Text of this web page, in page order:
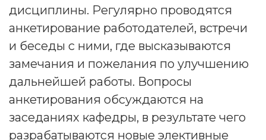
дисциплины. Регулярно проводятся
анкетирование работодателей, встречи
и беседы с ними, где высказываются
замечания и пожелания по улучшению
дальнейшей работы. Вопросы
анкетирования обсуждаются на
заседаниях кафедры, в результате чего
разрабатываются новые элективные